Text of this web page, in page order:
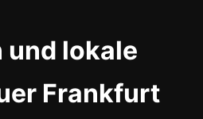
und lokale
Frankfurt